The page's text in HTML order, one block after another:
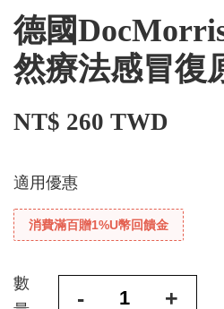
德國
然療法感冒復
NT$ 260 TWD
適用優惠
消費滿百贈1%U幣回饋金
數
- +